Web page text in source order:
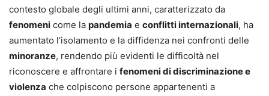
contesto globale degli ultimi anni, caratterizzato da
fenomeni come la pandemia e conflitti internazionali, ha
aumentato l’isolamento e la diffidenza nei confronti delle
minoranze, rendendo più evidenti le difficoltà nel
riconoscere e affrontare i fenomeni di discriminazione e
violenza che colpiscono persone appartenenti a